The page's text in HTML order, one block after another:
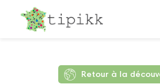
Retour à la